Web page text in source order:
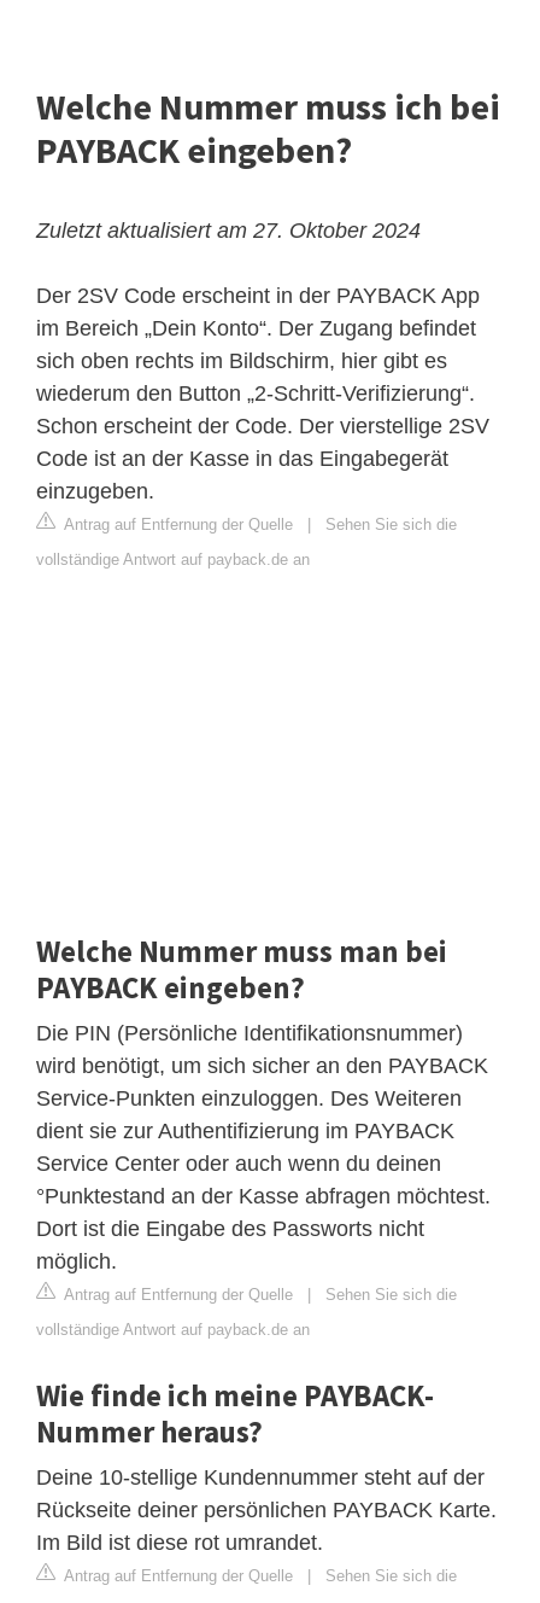
Welche Nummer muss ich bei
PAYBACK eingeben?
Zuletzt aktualisiert am 27. Oktober 2024
Der 2SV Code erscheint in der PAYBACK App
im Bereich „Dein Konto“. Der Zugang befindet
sich oben rechts im Bildschirm, hier gibt es
wiederum den Button „2-Schritt-Verifizierung“.
Schon erscheint der Code. Der vierstellige 2SV
Code ist an der Kasse in das Eingabegerät
einzugeben.
Antrag auf Entfernung der Quelle
Sehen Sie sich die
vollständige Antwort auf payback.de an
Welche Nummer muss man bei
PAYBACK eingeben?
Die PIN (Persönliche Identifikationsnummer)
wird benötigt, um sich sicher an den PAYBACK
Service-Punkten einzuloggen. Des Weiteren
dient sie zur Authentifizierung im PAYBACK
Service Center oder auch wenn du deinen
°Punktestand an der Kasse abfragen möchtest.
Dort ist die Eingabe des Passworts nicht
möglich.
Antrag auf Entfernung der Quelle
Sehen Sie sich die
vollständige Antwort auf payback.de an
Wie finde ich meine PAYBACK-
Nummer heraus?
Deine 10-stellige Kundennummer steht auf der
Rückseite deiner persönlichen PAYBACK Karte.
Im Bild ist diese rot umrandet.
Antrag auf Entfernung der Quelle
Sehen Sie sich die